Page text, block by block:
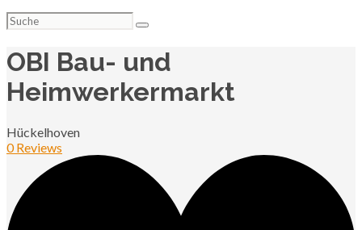
Suchen
nach:
OBI Bau- und
Heimwerkermarkt
Hückelhoven
0 Reviews